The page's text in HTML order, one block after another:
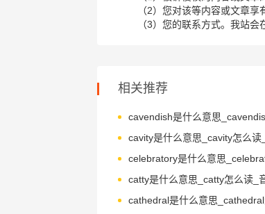
（2）您对该等内容或文章享
（3）您的联系方式。我站
相关推荐
cavity是什么意思_cavity怎么
catty是什么意思_catty怎么读_